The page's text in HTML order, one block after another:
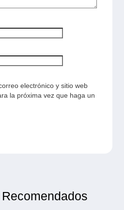
electrónico y sitio web
la próxima vez que haga un